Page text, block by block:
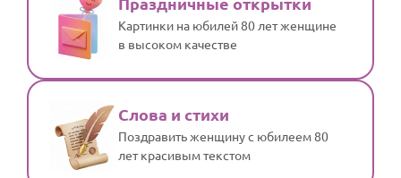
Картинки на юбилей 80 лет женщине
в высоком качестве
Слова и стихи
Поздравить женщину с юбилеем 80
лет красивым текстом